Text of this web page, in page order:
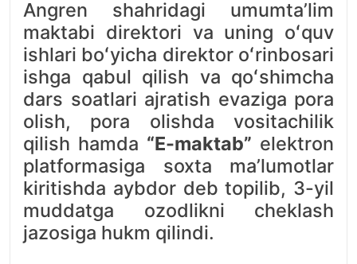
Angren shahridagi umumtaʼlim
maktabi direktori va uning oʻquv
ishlari boʻyicha direktor oʻrinbosari
ishga qabul qilish va qoʻshimcha
dars soatlari ajratish evaziga pora
olish, pora olishda vositachilik
qilish hamda “E-maktab” elektron
platformasiga soxta maʼlumotlar
kiritishda aybdor deb topilib, 3-yil
muddatga ozodlikni cheklash
jazosiga hukm qilindi.